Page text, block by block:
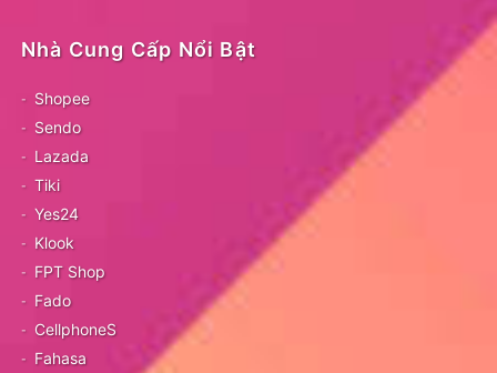
Nhà Cung Cấp Nổi Bật
Shopee
Sendo
Lazada
Tiki
Yes24
Klook
FPT Shop
Fado
CellphoneS
Fahasa